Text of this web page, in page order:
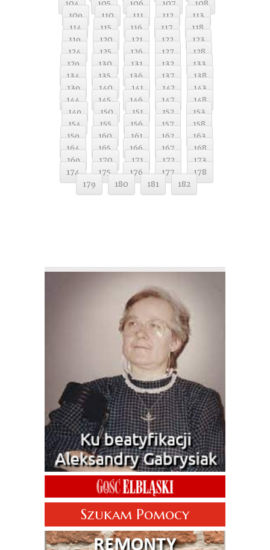
104 105 106 107
108
109
110 111 112
113
114
115 116 117
118
119
120 121 122
123
124
125 126 127
128
129
130 131 132
133
134
135 136 137
138
139
140 141 142
143
144
145 146 147
148
149
150 151 152
153
154
155 156 157
158
159
160 161 162
163
164
165 166 167
168
169
170 171 172
173
174
175 176 177
178
179
180 181 182
Szukam Pomocy